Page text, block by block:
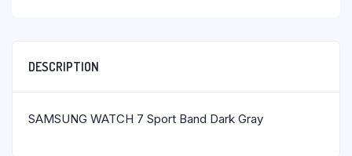
DESCRIPTION
SAMSUNG WATCH 7 Sport Band Dark Gray